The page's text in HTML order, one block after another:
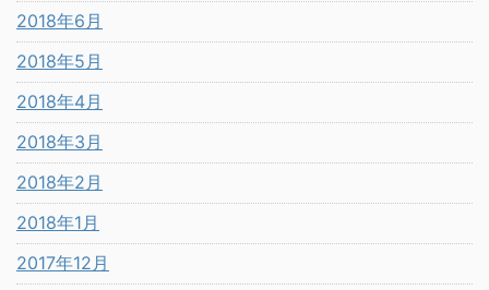
2018年6月
2018年5月
2018年4月
2018年3月
2018年2月
2018年1月
2017年12月